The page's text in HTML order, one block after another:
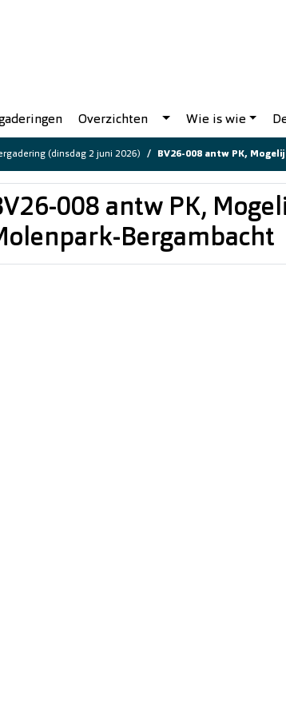
Overzichten Wie is wie
(dinsdag 2 juni 2026) BV26-008 antw PK,
008 antw PK,
Bergambacht